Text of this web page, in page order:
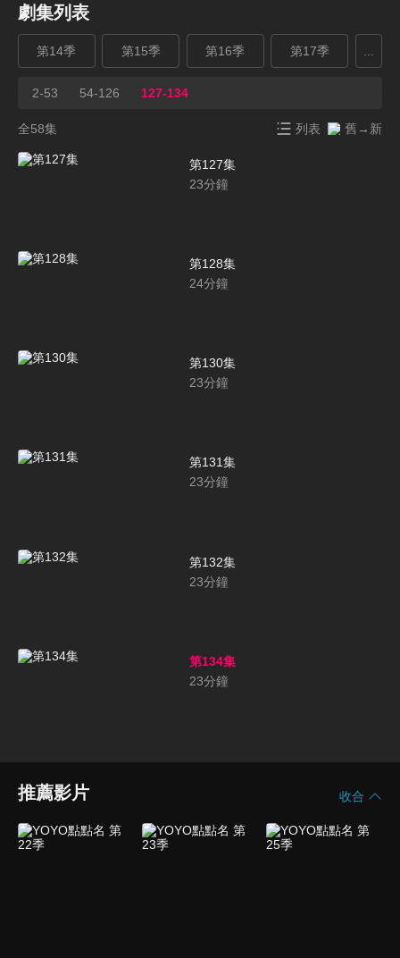
劇集列表
第14季 第15季 第16季 第17季
2-53 54-126 127-134
全58集 列表 舊→新
第127集
23分鐘
第128集
24分鐘
第130集
23分鐘
第131集
23分鐘
第132集
23分鐘
第134集
23分鐘
推薦影片 收合